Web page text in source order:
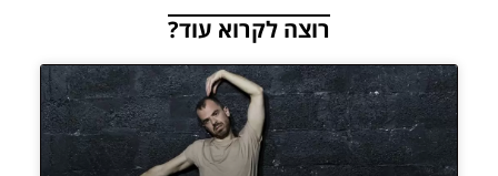
רוצה לקרוא עוד?